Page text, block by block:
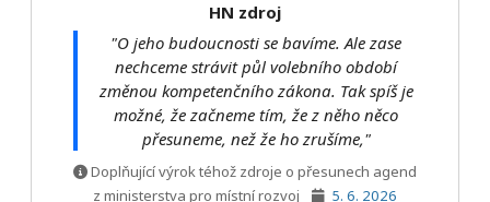
HN zdroj
"O jeho budoucnosti se bavíme. Ale zase
nechceme strávit půl volebního období
změnou kompetenčního zákona. Tak spíš je
možné, že začneme tím, že z něho něco
přesuneme, než že ho zrušíme,"
Doplňující výrok téhož zdroje o přesunech agend
z ministerstva pro místní rozvoj
5. 6. 2026